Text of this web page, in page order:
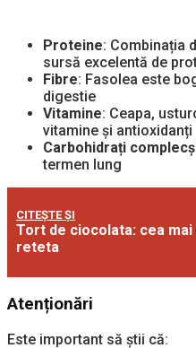
Proteine: Combinația
sursă excelentă de
Fibre: Fasolea este
digestie
Vitamine: Ceapa,
vitamine și antioxidanți
Carbohidrați
termen lung
CITEȘTE ȘI
Tort de ciocolata: cea
reteta
Atenționări
Este important să știi că: